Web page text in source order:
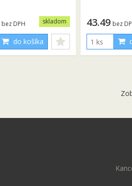
skladom
bez DPH
do košíka
43.49 bez